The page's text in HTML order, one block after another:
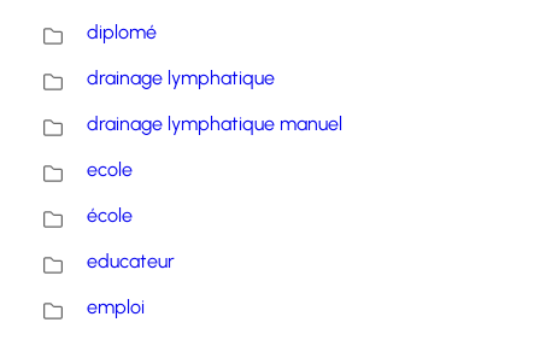
diplomé
drainage lymphatique
drainage lymphatique manuel
ecole
école
educateur
emploi